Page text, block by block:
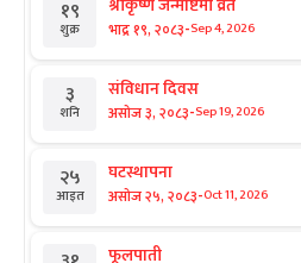
१९
शुक्र
श्रीकृष्ण जन्माष्टमी व्रत
भाद्र १९, २०८३-Sep 4, 2026
३
शनि
संविधान दिवस
असोज ३, २०८३-Sep 19, 2026
२५
आइत
घटस्थापना
असोज २५, २०८३-Oct 11, 2026
फूलपाती